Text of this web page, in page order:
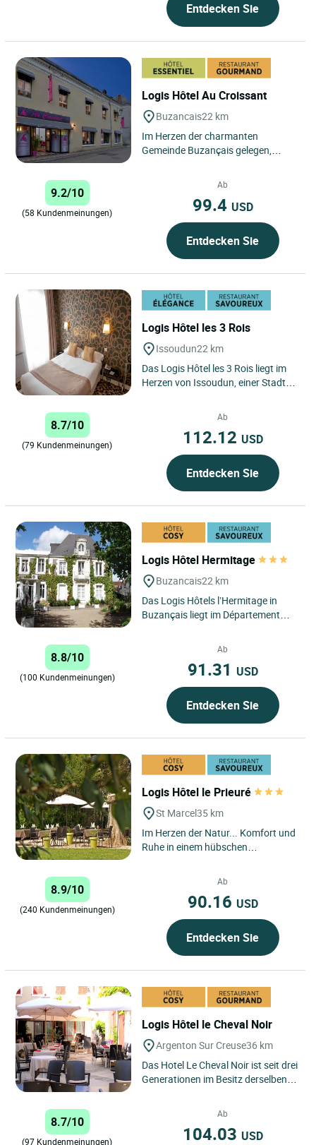
Entdecken Sie
Logis Hôtel Au Croissant
Buzancais22 km
Im Herzen der charmanten
Gemeinde Buzançais gelegen,
Croissant Komfort und
9.2/10
(58 Kundenmeinungen)
Ab
99.4 USD
Entdecken Sie
Logis Hôtel les 3 Rois
Issoudun22 km
Das Logis Hôtel les 3 Rois liegt im
Herzen von Issoudun, einer Stadt
Departement Indre,...
8.7/10
(79 Kundenmeinungen)
Ab
112.12 USD
Entdecken Sie
Logis Hôtel Hermitage
Buzancais22 km
Das Logis Hôtels l’Hermitage in
Buzançais liegt im Département
das inmitten eines...
8.8/10
(100 Kundenmeinungen)
Ab
91.31 USD
Entdecken Sie
Logis Hôtel le Prieuré
St Marcel35 km
Im Herzen der Natur... Komfort und
Ruhe in einem hübschen
8.9/10
(240 Kundenmeinungen)
Ab
90.16 USD
Entdecken Sie
Logis Hôtel le Cheval Noir
Argenton Sur Creuse36 km
Das Hotel Le Cheval Noir ist seit drei
Generationen im Besitz derselben
sympathischen Stadt...
8.7/10
(97 Kundenmeinungen)
Ab
104.03 USD